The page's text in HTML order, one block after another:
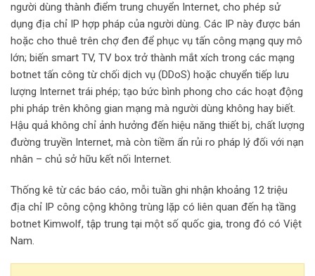
người dùng thành điểm trung chuyển Internet, cho phép sử
dụng địa chỉ IP hợp pháp của người dùng. Các IP này được bán
hoặc cho thuê trên chợ đen để phục vụ tấn công mạng quy mô
lớn; biến smart TV, TV box trở thành mắt xích trong các mạng
botnet tấn công từ chối dịch vụ (DDoS) hoặc chuyển tiếp lưu
lượng Internet trái phép; tạo bức bình phong cho các hoạt động
phi pháp trên không gian mạng mà người dùng không hay biết.
Hậu quả không chỉ ảnh hưởng đến hiệu năng thiết bị, chất lượng
đường truyền Internet, mà còn tiềm ẩn rủi ro pháp lý đối với nạn
nhân – chủ sở hữu kết nối Internet.
Thống kê từ các báo cáo, mỗi tuần ghi nhận khoảng 12 triệu
địa chỉ IP công cộng không trùng lặp có liên quan đến hạ tầng
botnet Kimwolf, tập trung tại một số quốc gia, trong đó có Việt
Nam.